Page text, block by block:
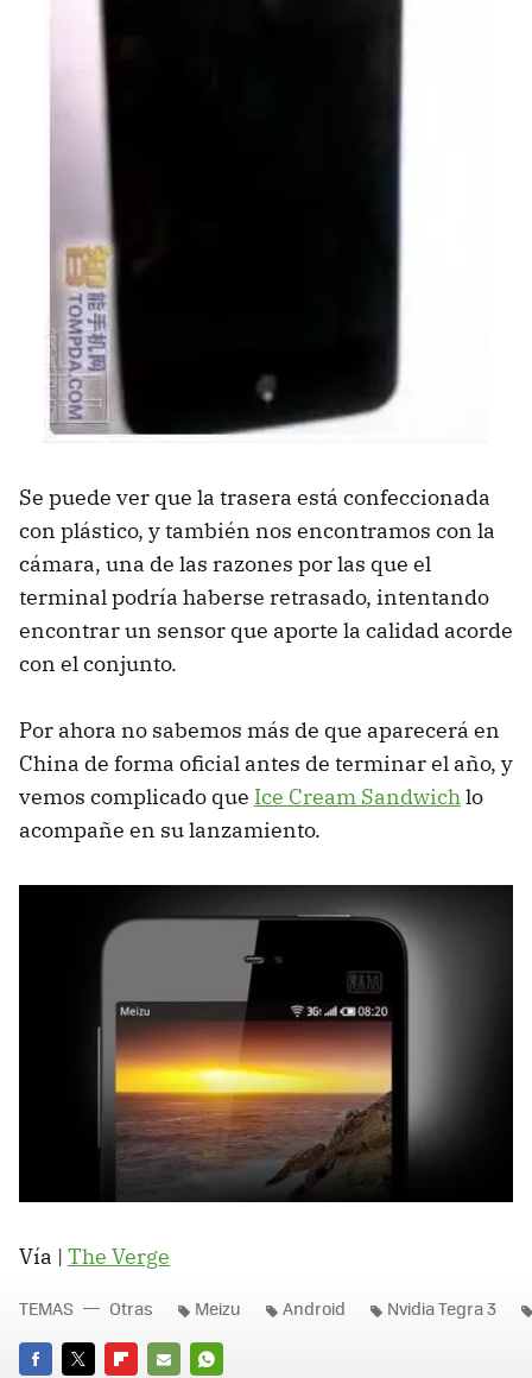
Se puede ver que la trasera está confeccionada
con plástico, y también nos encontramos con la
cámara, una de las razones por las que el
terminal podría haberse retrasado, intentando
encontrar un sensor que aporte la calidad acorde
con el conjunto.
Por ahora no sabemos más de que aparecerá en
China de forma oficial antes de terminar el año, y
vemos complicado que Ice Cream Sandwichlo
acompañe en su lanzamiento.
Vía | The Verge
TEMAS Otras Meizu Android Nvidia Tegra 3